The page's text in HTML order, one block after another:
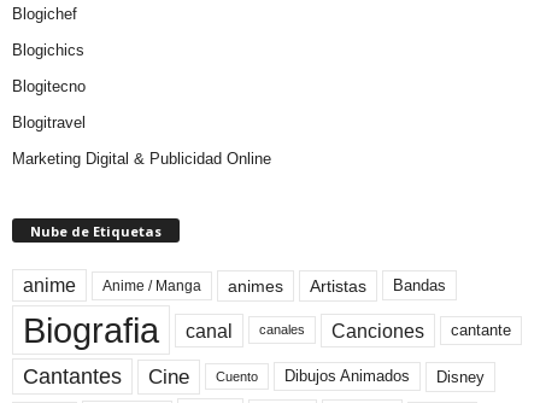
Blogichef
Blogichics
Blogitecno
Blogitravel
Marketing Digital & Publicidad Online
Nube de Etiquetas
anime Anime / Manga animes Artistas Bandas
Biografia canal canales Canciones cantante
Cantantes Cine Cuento Dibujos Animados Disney